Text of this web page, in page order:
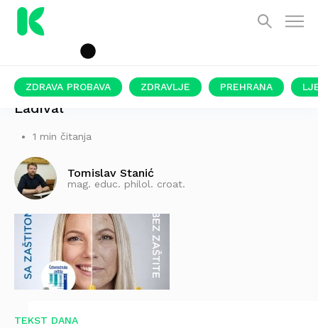
ZDRAVA PROBAVA ZDRAVLJE PREHRANA
Ladival
1 min čitanja
Tomislav Stanić
mag. educ. philol. croat.
TEKST DANA